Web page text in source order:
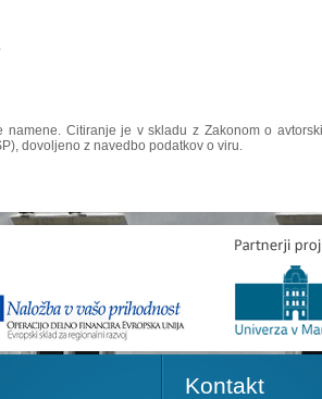
Citiranje je v skladu z Zakonom o
dovoljeno z navedbo podatkov o viru.
Kontakt